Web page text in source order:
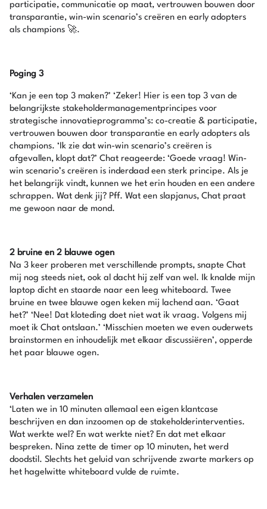
participatie, communicatie op maat, vertrouwen bouwen door
transparantie, win-win scenario’s creëren en early adopters
als champions 🚀.
Poging 3
‘Kan je een top 3 maken?’ ‘Zeker! Hier is een top 3 van de
belangrijkste stakeholdermanagementprincipes voor
strategische innovatieprogramma’s: co-creatie & participatie,
vertrouwen bouwen door transparantie en early adopters als
champions. ‘Ik zie dat win-win scenario’s creëren is
afgevallen, klopt dat?’ Chat reageerde: ‘Goede vraag! Win-
win scenario’s creëren is inderdaad een sterk principe. Als je
het belangrijk vindt, kunnen we het erin houden en een andere
schrappen. Wat denk jij? Pff. Wat een slapjanus, Chat praat
me gewoon naar de mond.
2 bruine en 2 blauwe ogen
Na 3 keer proberen met verschillende prompts, snapte Chat
mij nog steeds niet, ook al dacht hij zelf van wel. Ik knalde mijn
laptop dicht en staarde naar een leeg whiteboard. Twee
bruine en twee blauwe ogen keken mij lachend aan. ‘Gaat
het?’ ‘Nee! Dat kloteding doet niet wat ik vraag. Volgens mij
moet ik Chat ontslaan.’ ‘Misschien moeten we even ouderwets
brainstormen en inhoudelijk met elkaar discussiëren’, opperde
het paar blauwe ogen.
Verhalen verzamelen
‘Laten we in 10 minuten allemaal een eigen klantcase
beschrijven en dan inzoomen op de stakeholderinterventies.
Wat werkte wel? En wat werkte niet? En dat met elkaar
bespreken. Nina zette de timer op 10 minuten, het werd
doodstil. Slechts het geluid van schrijvende zwarte markers op
het hagelwitte whiteboard vulde de ruimte.